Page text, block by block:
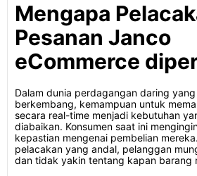
Mengapa
Pesanan Janco
eCommerce
Dalam dunia perdagangan daring
berkembang, kemampuan untuk
secara real-time menjadi kebutuhan
diabaikan. Konsumen saat ini
kepastian mengenai pembelian
pelacakan yang andal, pelanggan
dan tidak yakin tentang kapan barang